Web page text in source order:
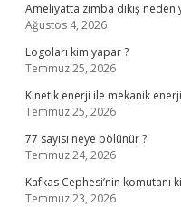
Ameliyatta zımba dikiş neden
Ağustos 4, 2026
Logoları kim yapar ?
Temmuz 25, 2026
Kinetik enerji ile mekanik
Temmuz 25, 2026
77 sayısı neye bölünür ?
Temmuz 24, 2026
Kafkas Cephesi’nin komutanı
Temmuz 23, 2026